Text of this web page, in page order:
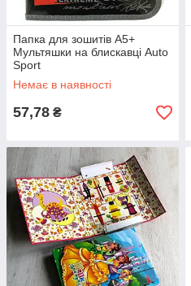
Папка для зошитів А5+
Мультяшки на блискавці Auto
Sport
Немає в наявності
57,78 ₴